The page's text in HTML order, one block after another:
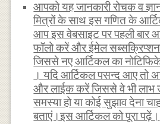
आपको यह जानकारी रोचक व
मित्रों के साथ इस गणित के
आप इस वेबसाइट पर पहली बार
फॉलो करें और ईमेल सब्सक्रिप्शन
जिससे नए आर्टिकल का
। यदि आर्टिकल पसन्द आए तो
और लाईक करें जिससे वे भी लाभ
समस्या हो या कोई सुझाव देना
बताएं।इस आर्टिकल को पूरा पढ़ें।